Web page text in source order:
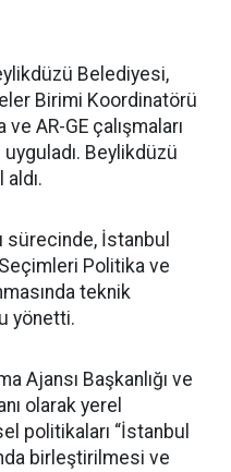
Belediyesi,
Birimi Koordinatörü
AR-GE çalışmaları
Beylikdüzü
sürecinde, İstanbul
Politika ve
teknik
yönetti.
Ajansı Başkanlığı ve
olarak yerel
politikaları “İstanbul
birleştirilmesi ve